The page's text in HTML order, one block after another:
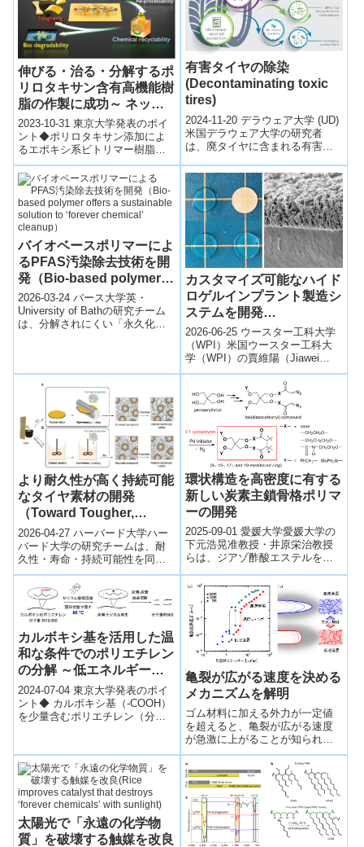
伸びる・治る・分解するポ
リロタキサン含有高機能樹
脂の作製に成功～ ネック
レス状超分子が拓く環境配
慮型エポキシ系ビトリマー
～
2023-10-31 東京大学発表のポイ
ント◆ポリロタキサン添加によ
るエポキシ系ビトリマー樹脂の
高性能化（靭性、自己修復性、
成形加工性、ケミカルリサイク
ル性、海...
有害タイヤの除染
(Decontaminating toxic
tires)
2024-11-20 デラウェア大学 (UD)
米国デラウェア大学の研究者
は、廃タイヤに含まれる有害化
方法を開発しました。6PPD...
バイオベースポリマーによ
るPFAS汚染除去技術を開
発（Bio-based polymer
offers a sustainable
solution to ‘forever
chemical’ cleanup）
2026-03-24 バース大学英・
University of Bathの研究チーム
は、分解されにくい「永久化学
カスタマイズ可能なハイド
ロゲルインプラント製造シ
ステムを開発
（Researchers Develop
System to Customize
Hydrogel Implants）
2026-06-25 ウースター工科大学
（WPI）米国ウースター工科大
学（WPI）の賈維陽（Jiawei
Yang）准教授らは、生体内で長
期間機能するハイドロゲ...
より耐久性が高く持続可能
なタイヤ素材の開発
（Toward Tougher,
Longer-Lasting, More
Sustainable Tires）
2026-04-27 ハーバード大学ハー
バード大学の研究チームは、耐
久性・寿命・持続可能性を同時
に向上させる新しいタイヤ材料
の設計手法を開発した。従来の
ゴムは摩...
環状構造を高密度に有する
新しい炭素主鎖骨格ポリマ
ーの開発
2025-09-01 愛媛大学愛媛大学の
下元浩晃准教授・井原栄治教授
らは、ジアゾ酢酸エステルをモ
り、主鎖炭素上に高密度で環状
構造を導...
カルボキシ基を活用した温
和な条件でのポリエチレン
の分解 ～低エネルギーで
再利用できるプラスチック
の開発に向けて～
2024-07-04 東京大学発表のポイ
ント◆ カルボキシ基（-COOH）
を少量含むポリエチレン（分子
亀裂が広がる速度を決める
メカニズムを解明
ゴム材料に加える外力が一定値
を超えると、亀裂が広がる速度
が急激に上がることが知られて
いる。この現象が、亀裂先端で
ゴムからガラスへと状態が変わ
ることによって生じることを明
らかにした。
太陽光で「永遠の化学物
質」を破壊する触媒を改良